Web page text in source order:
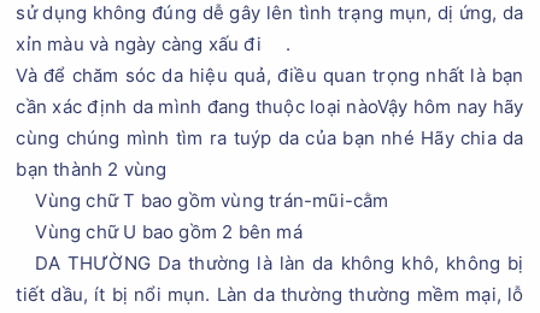
sử dụng không đúng dễ gây lên tình trạng mụn, dị ứng, da
xỉn màu và ngày càng xấu đi
.
Và để chăm sóc da hiệu quả, điều quan trọng nhất là bạn
cần xác định da mình đang thuộc loại nàoVậy hôm nay hãy
cùng chúng mình tìm ra tuýp da của bạn nhé Hãy chia da
bạn thành 2 vùng
Vùng chữ T bao gồm vùng trán-mũi-cằm
Vùng chữ U bao gồm 2 bên má
DA THƯỜNG Da thường là làn da không khô, không bị
tiết dầu, ít bị nổi mụn. Làn da thường thường mềm mại, lỗ